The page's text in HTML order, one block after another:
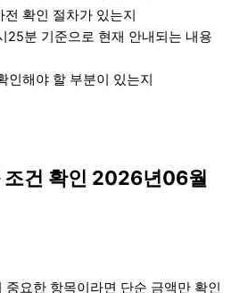
확인 절차가 있는지
25분 기준으로 현재 안내되는 내용
인해야 할 부분이 있는지
조건 확인 2026년06월
요한 항목이라면 단순 금액만 확인